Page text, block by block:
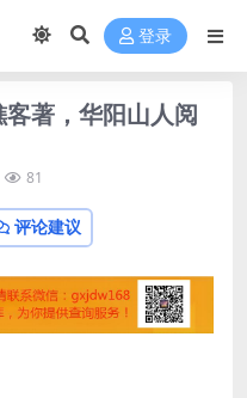
登录
著，华阳山人阅
81
评论建议